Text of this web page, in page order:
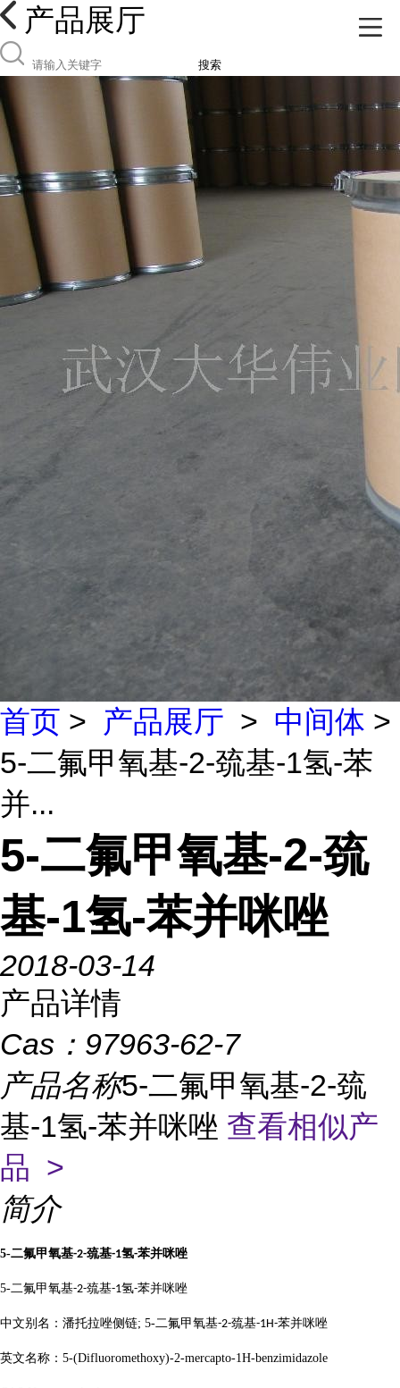
产品展厅
搜索
首页 > 产品展厅 > 中间体 >
5-二氟甲氧基-2-巯基-1氢-苯
并...
5-二氟甲氧基-2-巯
基-1氢-苯并咪唑
2018-03-14
产品详情
Cas： 97963-62-7
产品名称5-二氟甲氧基-2-巯
基-1氢-苯并咪唑 查看相似产
品 >
简介
5-二氟甲氧基-2-巯基-1氢-苯并咪唑
5-二氟甲氧基-2-巯基-1氢-苯并咪唑
中文别名：潘托拉唑侧链; 5-二氟甲氧基-2-巯基-1H-苯并咪唑
英文名称： 5-(Difluoromethoxy)-2-mercapto-1H-benzimidazole